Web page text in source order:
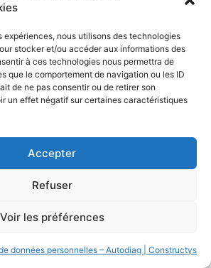
expériences, nous utilisons des technologies
stocker et/ou accéder aux informations des
à ces technologies nous permettra de
que le comportement de navigation ou les ID
de ne pas consentir ou de retirer son
un effet négatif sur certaines caractéristiques
Accepter
Refuser
Voir les préférences
données personnelles – Autodiag | Constructys